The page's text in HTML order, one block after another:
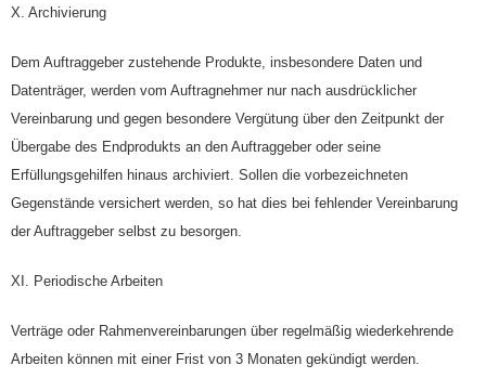
X. Archivierung
Dem Auftraggeber zustehende Produkte, insbesondere Daten und
Datenträger, werden vom Auftragnehmer nur nach ausdrücklicher
Vereinbarung und gegen besondere Vergütung über den Zeitpunkt der
Übergabe des Endprodukts an den Auftraggeber oder seine
Erfüllungsgehilfen hinaus archiviert. Sollen die vorbezeichneten
Gegenstände versichert werden, so hat dies bei fehlender Vereinbarung
der Auftraggeber selbst zu besorgen.
XI. Periodische Arbeiten
Verträge oder Rahmenvereinbarungen über regelmäßig wiederkehrende
Arbeiten können mit einer Frist von 3 Monaten gekündigt werden.